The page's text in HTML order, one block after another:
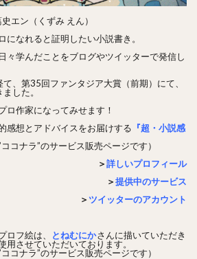
エン（くずみ えん）
になれると証明したい小説書き。
々学んだことをブログやツイッターで発信し
、第35回ファンタジア大賞（前期）にて、
した。
ロ作家になってみせます！
感想とアドバイスをお届けする 『超・小説感
コナラ”のサービス販売ページです）
＞詳しいプロフィール
＞提供中のサービス
＞ ツイッターのアカウント
フ絵は、 とねむにかさんに描いていただき
用させていただいております。
コナラ”のサービス販売ページです）